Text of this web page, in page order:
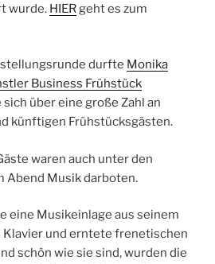
wurde. HIERgeht es zum
durfte Monika
Business Frühstück
über eine große Zahl an
künftigen Frühstücksgästen.
waren auch unter den
Abend Musik darboten.
eine Musikeinlage aus seinem
Klavier und erntete frenetischen
schön wie sie sind, wurden die